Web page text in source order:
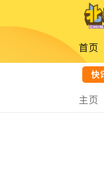
首页
快
学研究助推槟城发展 曹
主页